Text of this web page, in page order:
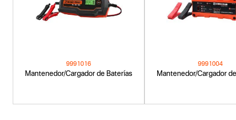
Mantenedor/Cargador de Baterías
9991016
Mantenedor/Cargador
9991004